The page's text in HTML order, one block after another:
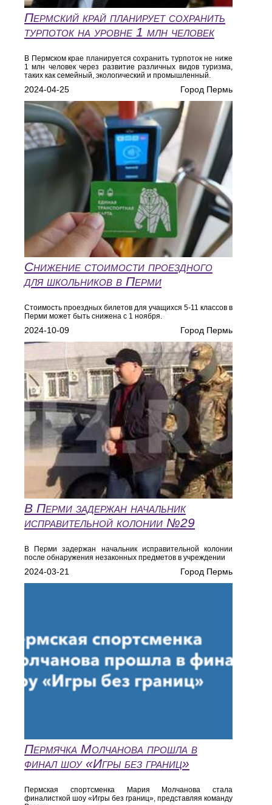
Пермский край планирует сохранить
турпоток на уровне 1 млн человек
В Пермском крае планируется сохранить турпоток не ниже
1 млн человек через развитие различных видов туризма,
таких как семейный, экологический и промышленный.
2024-04-25 Город Пермь
Снижение стоимости проездного
для школьников в Перми
Стоимость проездных билетов для учащихся 5-11 классов в
Перми может быть снижена с 1 ноября.
2024-10-09 Город Пермь
В Перми задержан начальник
исправительной колонии №29
В Перми задержан начальник исправительной колонии
после обнаружения незаконных предметов в учреждении
2024-03-21 Город Пермь
Пермячка Молчанова прошла в
финал шоу «Игры без границ»
Пермская спортсменка Мария Молчанова стала
финалисткой шоу «Игры без границ», представляя команду